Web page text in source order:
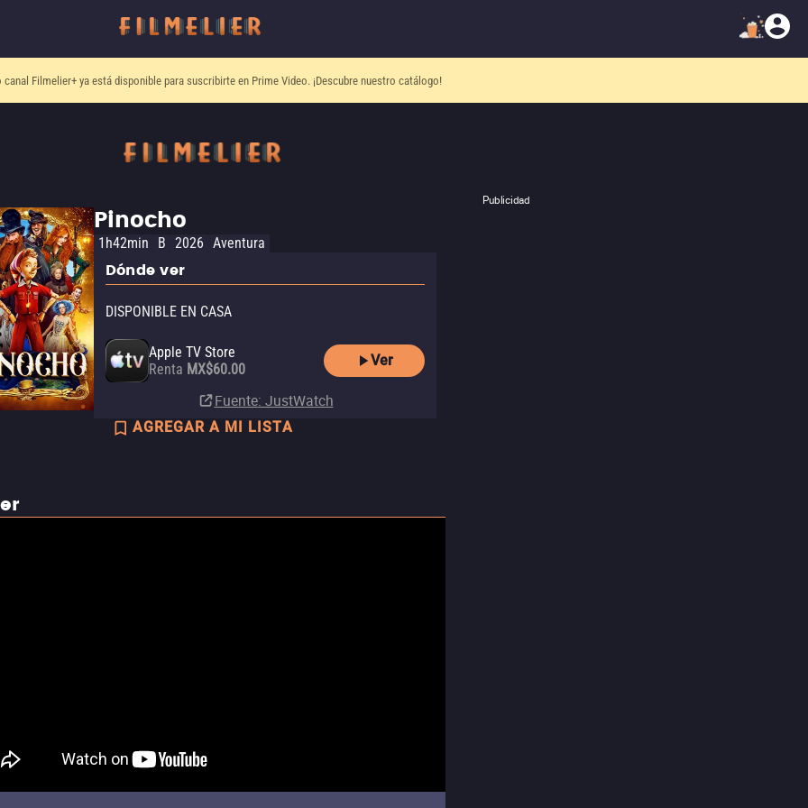
canal Filmelier+ya está disponible para suscribirte en Prime Video. ¡Descubre nuestro catálogo!
Publicidad
Pinocho
1h42min B 2026 Aventura
Dónde ver
DISPONIBLE EN CASA
Apple TV Store
Renta MX$60.00
Ver
Fuente: JustWatch
AGREGAR A MI LISTA